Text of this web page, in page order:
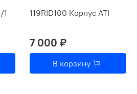
1
119RID100 Корпус ATI
7 000 ₽
В корзину